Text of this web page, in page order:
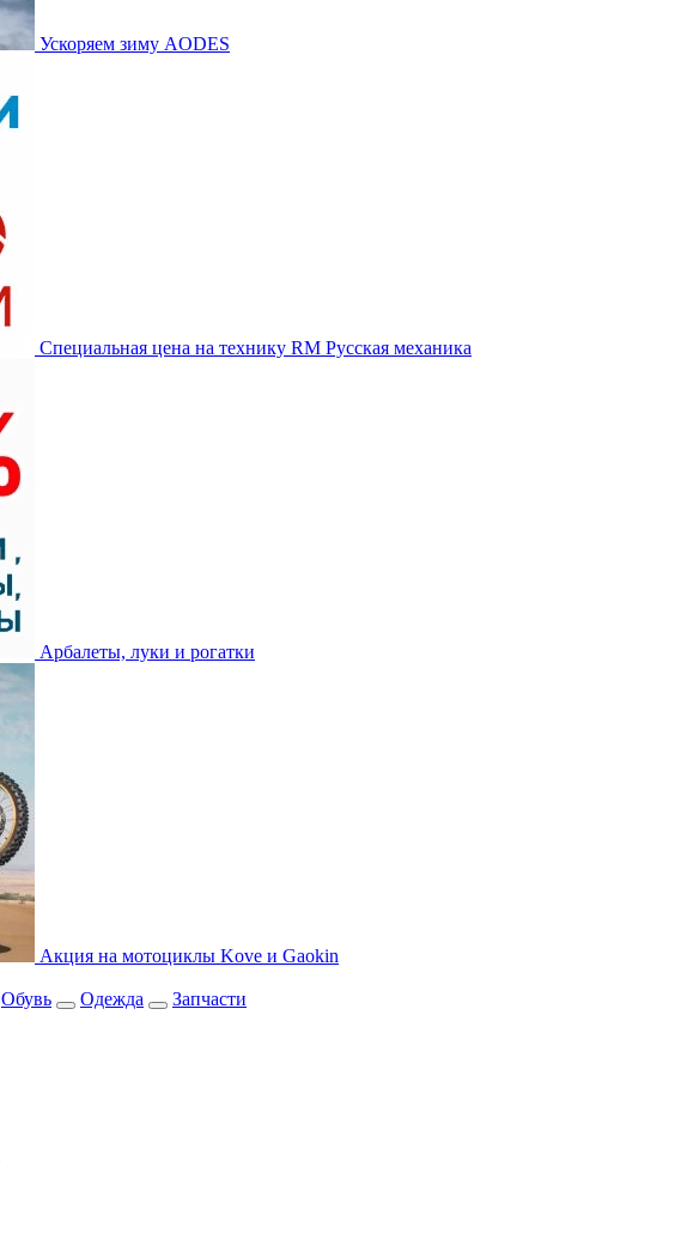
Ускоряем зиму AODES
Специальная цена на технику RM Русская механика
Арбалеты, луки и рогатки
Акция на мотоциклы Kove и Gaokin
Обувь Одежда Запчасти